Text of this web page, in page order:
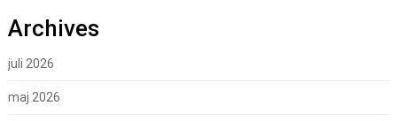
Archives
juli 2026
maj 2026